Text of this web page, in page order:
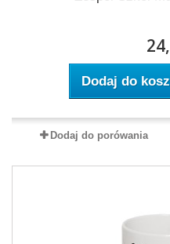
Dodaj do
Dodaj do porówania